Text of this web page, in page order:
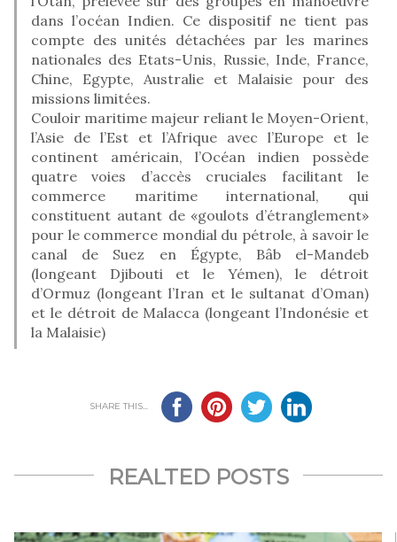
dans l’océan Indien. Ce dispositif ne tient pas
compte des unités détachées par les marines
nationales des Etats-Unis, Russie, Inde, France,
Chine, Egypte, Australie et Malaisie pour des
missions limitées.
Couloir maritime majeur reliant le Moyen-Orient,
l’Asie de l’Est et l’Afrique avec l’Europe et le
continent américain, l’Océan indien possède
quatre voies d’accès cruciales facilitant le
commerce maritime international, qui
constituent autant de «goulots d’étranglement»
pour le commerce mondial du pétrole, à savoir le
canal de Suez en Égypte, Bâb el-Mandeb
(longeant Djibouti et le Yémen), le détroit
d’Ormuz (longeant l’Iran et le sultanat d’Oman)
et le détroit de Malacca (longeant l’Indonésie et
la Malaisie)
SHARE THIS...
REALTED POSTS